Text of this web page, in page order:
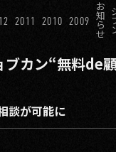
2011 2010 2009
お
知
ら
せ
カン“無料de顧
談が可能に